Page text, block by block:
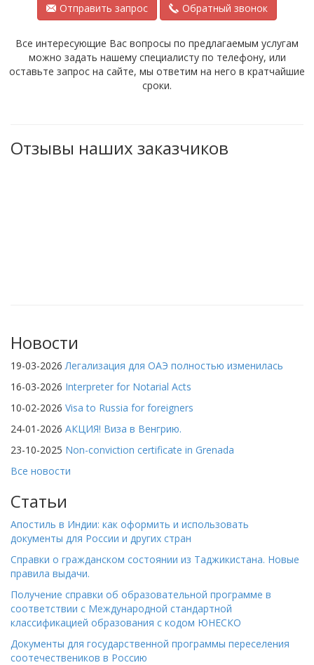
Отправить запрос Обратный звонок
Все интересующие Вас вопросы по предлагаемым услугам
можно задать нашему специалисту по телефону, или
оставьте запрос на сайте, мы ответим на него в кратчайшие
сроки.
Отзывы наших заказчиков
Новости
19-03-2026 Легализация для ОАЭ полностью изменилась
16-03-2026 Interpreter for Notarial Acts
10-02-2026 Visa to Russia for foreigners
24-01-2026 АКЦИЯ! Виза в Венгрию.
23-10-2025 Non-conviction certificate in Grenada
Все новости
Статьи
Апостиль в Индии: как оформить и использовать
документы для России и других стран
Справки о гражданском состоянии из Таджикистана. Новые
правила выдачи.
Получение справки об образовательной программе в
соответствии с Международной стандартной
классификацией образования с кодом ЮНЕСКО
Документы для государственной программы переселения
соотечествеников в Россию